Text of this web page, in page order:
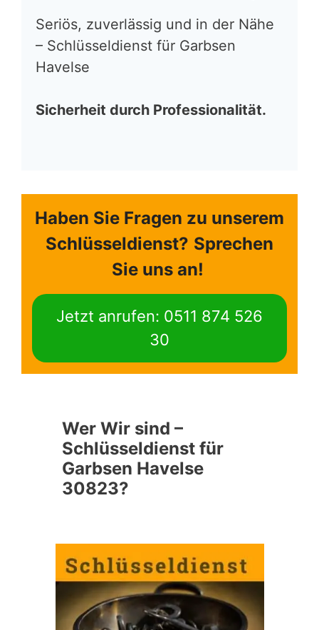
Seriös, zuverlässig und in der Nähe
– Schlüsseldienst für Garbsen
Havelse
Sicherheit durch Professionalität.
Haben Sie Fragen zu unserem
Schlüsseldienst? Sprechen
Sie uns an!
Jetzt anrufen: 0511 874 526
30
Wer Wir sind –
Schlüsseldienst für
Garbsen Havelse
30823?